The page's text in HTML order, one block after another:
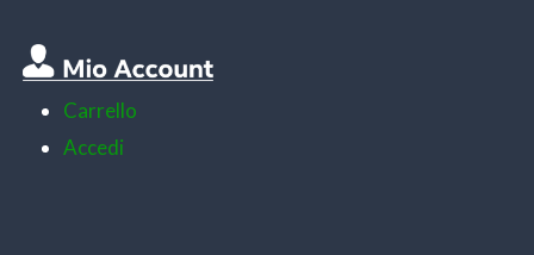
Carrello
Accedi